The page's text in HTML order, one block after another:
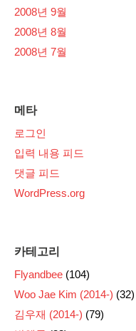
2008년 9월
2008년 8월
2008년 7월
메타
로그인
입력 내용 피드
댓글 피드
WordPress.org
카테고리
Flyandbee (104)
Woo Jae Kim (2014-) (32)
김우재 (2014-) (79)